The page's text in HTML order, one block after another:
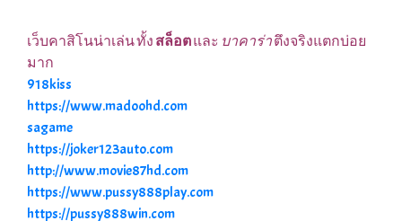
เว็บคาสิโนน่าเล่น ทั้ง สล็อตและ บาคาร่าตึงจริงแตกบ่อย
มาก
918kiss
https://www.madoohd.com
sagame
https://joker123auto.com
http://www.movie87hd.com
https://www.pussy888play.com
https://pussy888win.com